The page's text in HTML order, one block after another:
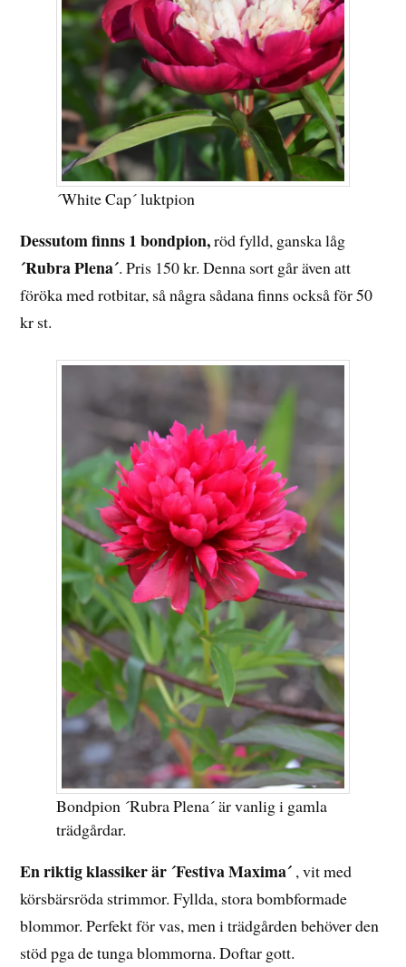
´White Cap´ luktpion
Dessutom finns 1 bondpion,röd fylld, ganska låg
´Rubra Plena´. Pris 150 kr. Denna sort går även att
föröka med rotbitar, så några sådana finns också för 50
kr st.
Bondpion ´Rubra Plena´ är vanlig i gamla
trädgårdar.
En riktig klassiker är ´Festiva Maxima´ , vit med
körsbärsröda strimmor. Fyllda, stora bombformade
blommor. Perfekt för vas, men i trädgården behöver den
stöd pga de tunga blommorna. Doftar gott.